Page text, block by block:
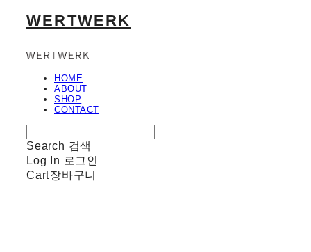
WERTWERK
HOME
ABOUT
SHOP
CONTACT
Search 검색
Log In 로그인
Cart장바구니